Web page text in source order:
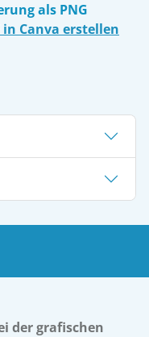
als PNG
Canva erstellen
der grafischen